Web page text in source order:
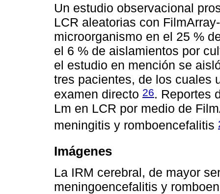
Un estudio observacional
LCR aleatorias con
microorganismo en el 25 %
el 6 % de aislamientos por
el estudio en mención se
tres pacientes, de los cuales
examen directo 26. Reportes
Lm en LCR por medio de
meningitis y romboencefalitis
Imágenes
La IRM cerebral, de mayor
meningoencefalitis y